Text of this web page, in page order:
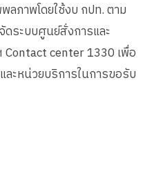
ภาพโดยใช้งบ กปท. ตาม
ระบบศูนย์สั่งการและ
Contact center 1330 เพื่อ
ละหน่วยบริการในการขอรับ